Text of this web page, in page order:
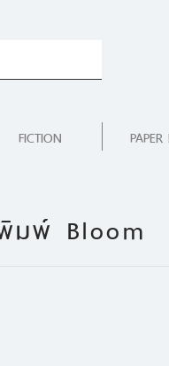
FICTION
มพ์ Bloom